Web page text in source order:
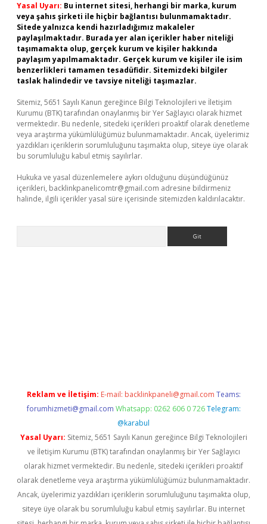
Yasal Uyarı: Bu internet sitesi, herhangi bir marka, kurum
veya şahıs şirketi ile hiçbir bağlantısı bulunmamaktadır.
Sitede yalnızca kendi hazırladığımız makaleler
paylaşılmaktadır. Burada yer alan içerikler haber niteliği
taşımamakta olup, gerçek kurum ve kişiler hakkında
paylaşım yapılmamaktadır. Gerçek kurum ve kişiler ile isim
benzerlikleri tamamen tesadüfidir. Sitemizdeki bilgiler
taslak halindedir ve tavsiye niteliği taşımazlar.
Sitemiz, 5651 Sayılı Kanun gereğince Bilgi Teknolojileri ve İletişim
Kurumu (BTK) tarafından onaylanmış bir Yer Sağlayıcı olarak hizmet
vermektedir. Bu nedenle, sitedeki içerikleri proaktif olarak denetleme
veya araştırma yükümlülüğümüz bulunmamaktadır. Ancak, üyelerimiz
yazdıkları içeriklerin sorumluluğunu taşımakta olup, siteye üye olarak
bu sorumluluğu kabul etmiş sayılırlar.
Hukuka ve yasal düzenlemelere aykırı olduğunu düşündüğünüz
içerikleri, backlinkpanelicomtr@gmail.com adresine bildirmeniz
halinde, ilgili içerikler yasal süre içerisinde sitemizden kaldırılacaktır.
Reklam ve İletişim: E-mail: backlinkpaneli@gmail.com Teams:
forumhizmeti@gmail.com Whatsapp: 0262 606 0 726 Telegram:
@karabul
Yasal Uyarı: Sitemiz, 5651 Sayılı Kanun gereğince Bilgi Teknolojileri
ve İletişim Kurumu (BTK) tarafından onaylanmış bir Yer Sağlayıcı
olarak hizmet vermektedir. Bu nedenle, sitedeki içerikleri proaktif
olarak denetleme veya araştırma yükümlülüğümüz bulunmamaktadır.
Ancak, üyelerimiz yazdıkları içeriklerin sorumluluğunu taşımakta olup,
siteye üye olarak bu sorumluluğu kabul etmiş sayılırlar. Bu internet